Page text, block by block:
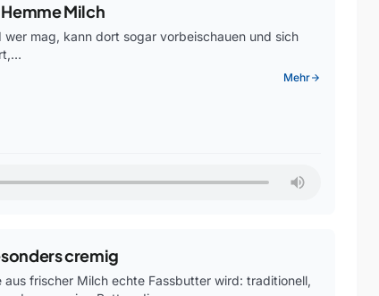
Milch
mag, kann dort sogar vorbeischauen und sich
Mehrarrow_forward
cremig
frischer Milch echte Fassbutter wird: traditionell,